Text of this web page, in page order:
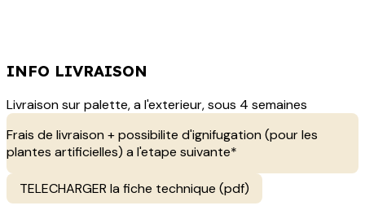
INFO LIVRAISON
Livraison sur palette, a l'exterieur, sous 4 semaines
Frais de livraison + possibilite d'ignifugation (pour les
plantes artificielles) a l'etape suivante*
TELECHARGER la fiche technique (pdf)